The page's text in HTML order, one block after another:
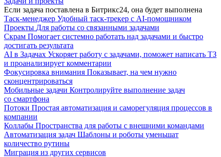
Если задача поставлена в Битрикс24, она будет выполнена
Таск-менеджер Удобный таск-трекер с AI-помощником
Проекты Для работы со связанными задачами
Скрам Помогает системно работать над задачами и быстро
достигать результата
AI в Задачах Ускоряет работу с задачами, поможет написать ТЗ
и проанализирует комментарии
Фокусировка внимания Показывает, на чем нужно
сконцентрироваться
Мобильные задачи Контролируйте выполнение задач
со смартфона
Потоки Простая автоматизация и саморегуляция процессов в
компании
Коллабы Пространства для работы с внешними командами
Автоматизация задач Шаблоны и роботы уменьшат
количество рутины
Миграция из других сервисов